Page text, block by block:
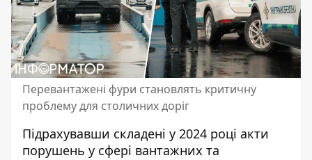
Перевантажені фури становлять критичну
проблему для столичних доріг
Підрахувавши складені у 2024 році акти
порушень у сфері вантажних та